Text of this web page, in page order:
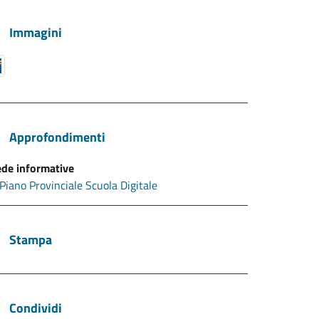
Immagini
Approfondimenti
informative
Provinciale Scuola Digitale
Stampa
Condividi